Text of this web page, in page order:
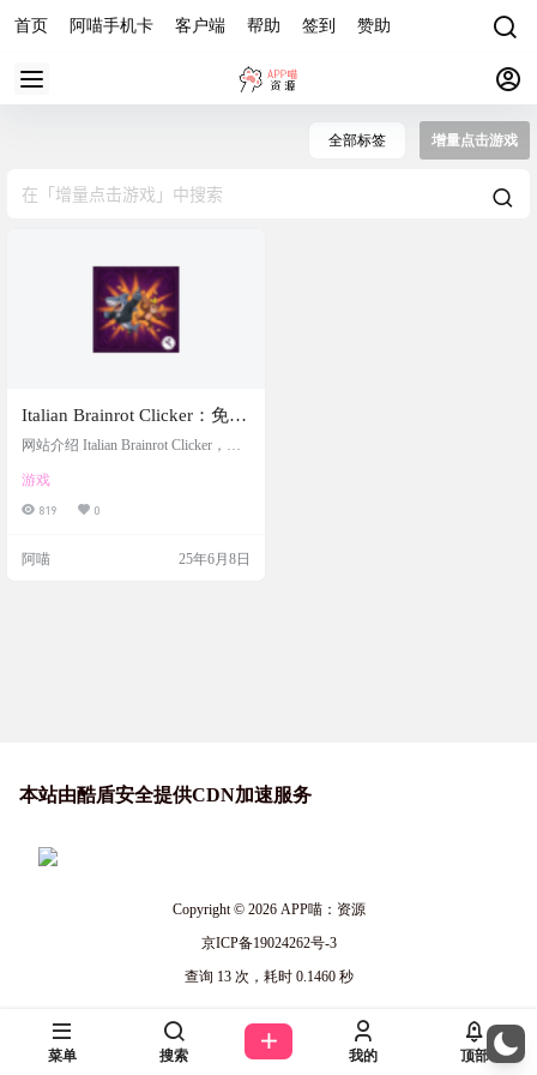
首页 阿喵手机卡 客户端 帮助 签到 赞助
全部标签 增量点击游戏
Italian Brainrot Clicker：免费
在线休闲增量点击游戏
网站介绍 Italian Brainrot Clicker，是
网休闲增量点击游戏。您反复点击
以赚取货币，购买升级以增加您的
戏很简单，令人上瘾，并且充满了
游戏
819 0
阿喵 25年6月8日
本站由酷盾安全提供CDN加速服务
Copyright © 2026APP喵：资源
京ICP备19024262号-3
查询 13 次，耗时 0.1460 秒
菜单 搜索 我的 顶部